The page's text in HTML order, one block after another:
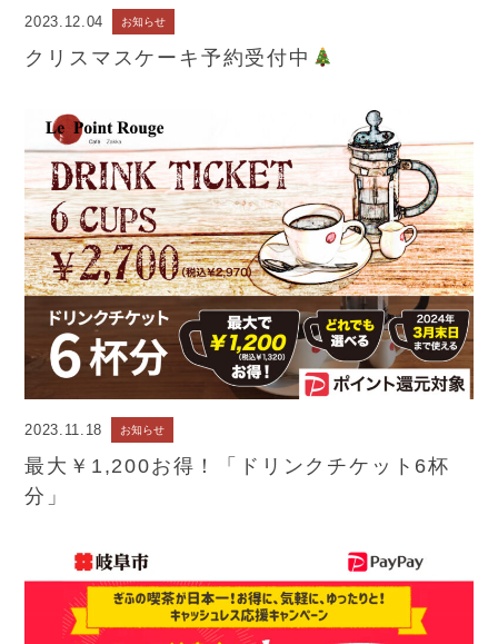
2023.12.04 お知らせ
クリスマスケーキ予約受付中
2023.11.18 お知らせ
最大￥1,200お得！「ドリンクチケット6杯
分」